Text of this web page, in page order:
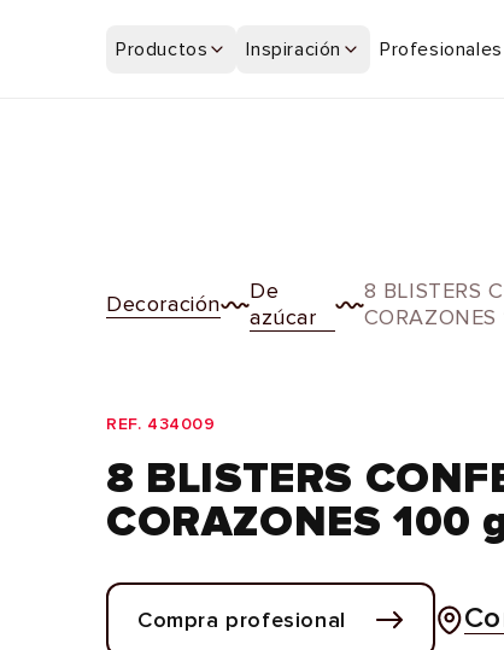
al contenidoProductos Inspiración Profesionales
Decoración
De
azúcar
8 BLISTERS
REF. 434009
8 BLISTERS
CORAZONES 100
Compra profesional